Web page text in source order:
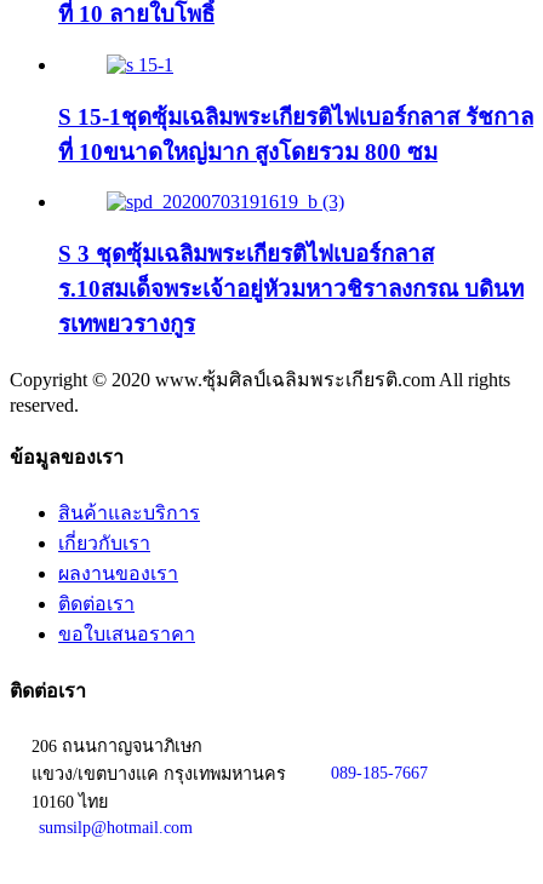
ที่ 10 ลายใบโพธิ์
S 15-1ชุดซุ้มเฉลิมพระเกียรติไฟเบอร์กลาส รัชกาล
ที่ 10ขนาดใหญ่มาก สูงโดยรวม 800 ซม
S 3 ชุดซุ้มเฉลิมพระเกียรติไฟเบอร์กลาส
ร.10สมเด็จพระเจ้าอยู่หัวมหาวชิราลงกรณ บดินท
รเทพยวรางกูร
Copyright © 2020 www.ซุ้มศิลป์เฉลิมพระเกียรติ.com All rights
reserved.
ข้อมูลของเรา
สินค้าและบริการ
เกี่ยวกับเรา
ผลงานของเรา
ติดต่อเรา
ขอใบเสนอราคา
ติดต่อเรา
206 ถนนกาญจนาภิเษก
แขวง/เขตบางแค กรุงเทพมหานคร
10160 ไทย
089-185-7667
sumsilp@hotmail.com